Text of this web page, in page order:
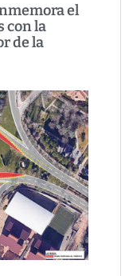
el
con la
de la